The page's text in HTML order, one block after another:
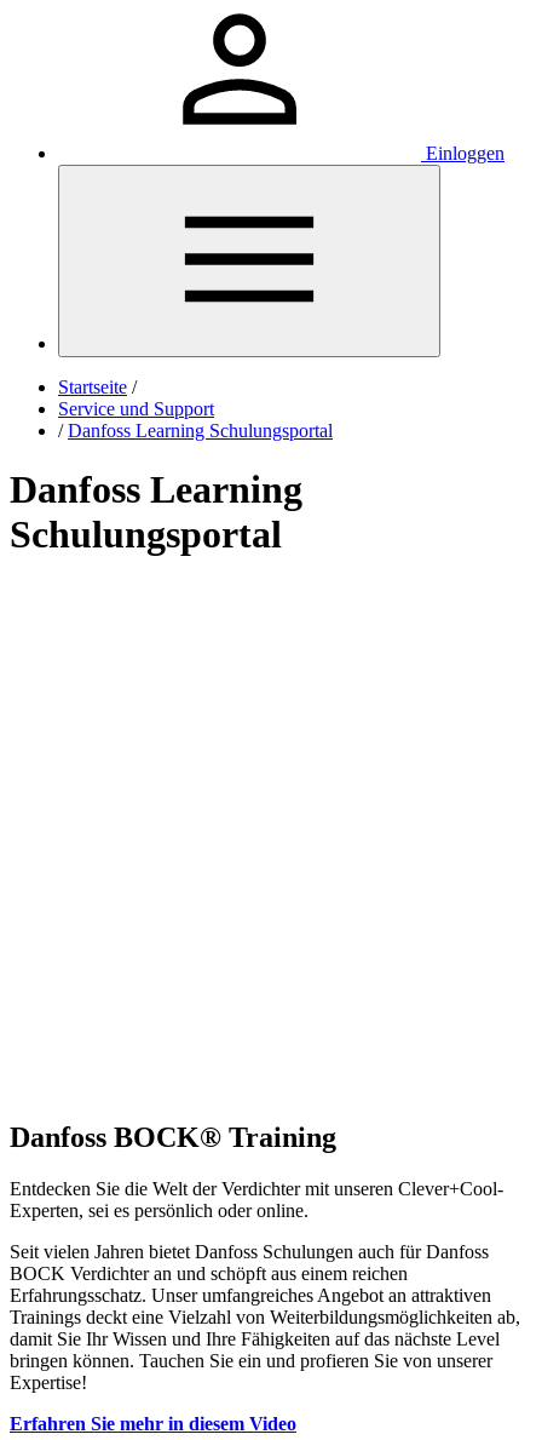
Einloggen
Startseite /
Service und Support
/ Danfoss Learning Schulungsportal
Danfoss Learning
Schulungsportal
Danfoss BOCK® Training
Entdecken Sie die Welt der Verdichter mit unseren Clever+Cool-
Experten, sei es persönlich oder online.
Seit vielen Jahren bietet Danfoss Schulungen auch für Danfoss
BOCK Verdichter an und schöpft aus einem reichen
Erfahrungsschatz. Unser umfangreiches Angebot an attraktiven
Trainings deckt eine Vielzahl von Weiterbildungsmöglichkeiten ab,
damit Sie Ihr Wissen und Ihre Fähigkeiten auf das nächste Level
bringen können. Tauchen Sie ein und profieren Sie von unserer
Expertise!
Erfahren Sie mehr in diesem Video